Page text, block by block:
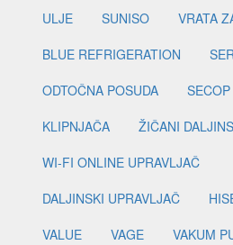
ULJE
SUNISO
VRATA
BLUE REFRIGERATION
ODTOČNA POSUDA
SECOP
KLIPNJAČA
ŽIČANI
WI-FI ONLINE UPRAVLJAČ
DALJINSKI UPRAVLJAČ
VALUE
VAGE
VAKUM